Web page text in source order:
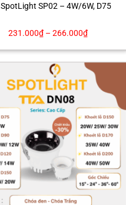
SP02 – 4W/6W, D75
231.000₫– 266.000₫